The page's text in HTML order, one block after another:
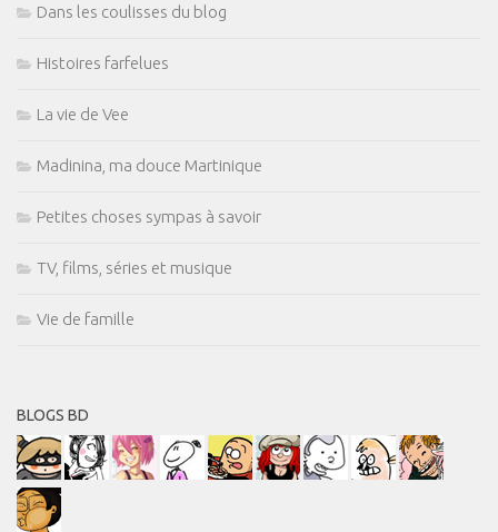
Dans les coulisses du blog
Histoires farfelues
La vie de Vee
Madinina, ma douce Martinique
Petites choses sympas à savoir
TV, films, séries et musique
Vie de famille
BLOGS BD